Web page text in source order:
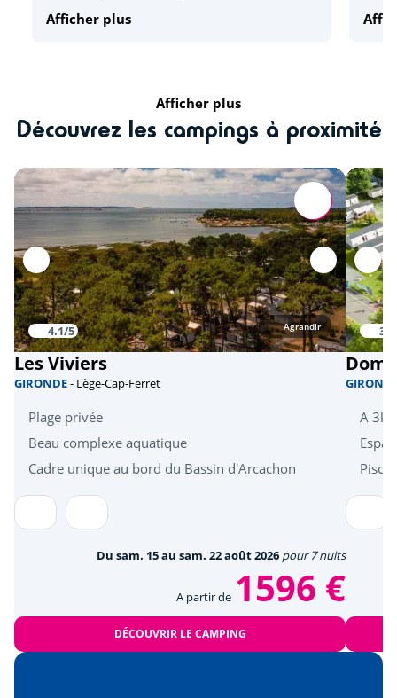
Activités sportives
Golf <4km
Paintball <30km
Détente et bien être
Espace bien-être <1km
Culture et patrimoine
Cabanes ostréicoles <2km
Phare <16km
Dune du Pilat <60km
Afficher plus
Afficher plus
Découvrez les campings à proximité
4.1/5 Agrandir
Les Viviers
GIRONDE- Lège-Cap-Ferret
Plage privée
Beau complexe aquatique
Cadre unique au bord du Bassin d'Arcachon
Du sam. 15 au sam. 22 août 2026 pour 7 nuits
A partir de 1596 €
DÉCOUVRIR LE CAMPING
A